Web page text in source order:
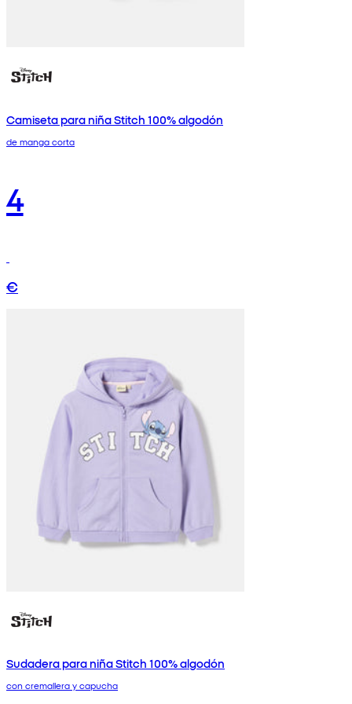
Camiseta para niña Stitch 100% algodón
de manga corta
4
€
Sudadera para niña Stitch 100% algodón
con cremallera y capucha